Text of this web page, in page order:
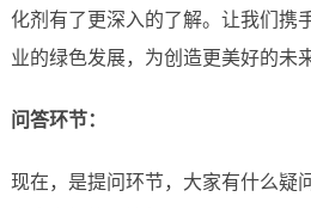
化剂有了更深入的了解。让我们携
业的绿色发展，为创造更美好的未
问答环节：
现在，是提问环节，大家有什么疑